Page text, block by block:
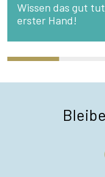
Wissen das gut
erster Hand!